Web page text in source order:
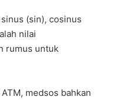
(sin), cosinus
nilai
rumus untuk
medsos bahkan